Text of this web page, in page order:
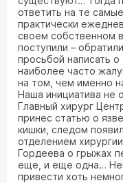
ответить на те
практически
своем собственном
поступили –
просьбой написать
наиболее часто
на том, чем именно
Наша инициатива не
Главный хирург
принес статью о
кишки, следом
отделением
Гордеева о грыжах
еще, и еще одна…
привести хоть